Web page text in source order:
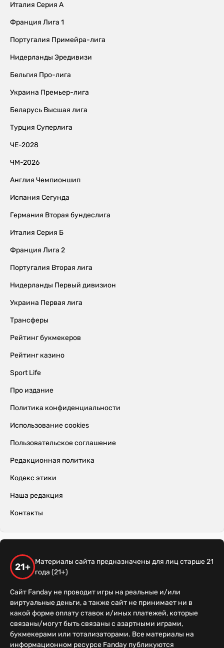
Италия Серия А
Франция Лига 1
Португалия Примейра-лига
Нидерланды Эредивизи
Бельгия Про-лига
Украина Премьер-лига
Беларусь Высшая лига
Турция Суперлига
ЧЕ-2028
ЧМ-2026
Англия Чемпионшип
Испания Сегунда
Германия Вторая бундеслига
Италия Серия Б
Франция Лига 2
Португалия Вторая лига
Нидерланды Первый дивизион
Украина Первая лига
Трансферы
Рейтинг букмекеров
Рейтинг казино
Sport Life
Про издание
Политика конфиденциальности
Использование cookies
Пользовательское соглашение
Редакционная политика
Кодекс этики
Наша редакция
Контакты
21+
Материалы сайта предназначены для лиц старше 21
года (21+)
Сайт Fanday не проводит игры на реальные и/или
виртуальные деньги, а также сайт не принимает ни в
какой форме оплату ставок и/иных платежей, которые
связаны/могут быть связаны с азартными играми,
букмекерами или тотализаторами. Все материалы на
информационном ресурсе Fanday публикуются